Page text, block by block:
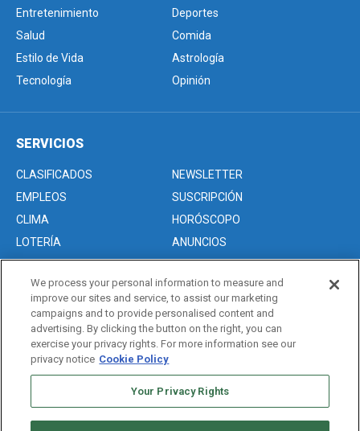
Entretenimiento
Deportes
Salud
Comida
Estilo de Vida
Astrología
Tecnología
Opinión
SERVICIOS
CLASIFICADOS
NEWSLETTER
EMPLEOS
SUSCRIPCIÓN
CLIMA
HORÓSCOPO
LOTERÍA
ANUNCIOS
Acerca de nosotros
Advertise with Us/Anuncios
Politica de Privacidad
Editorial Guidelines
We process your personal information to measure and
improve our sites and service, to assist our marketing
campaigns and to provide personalised content and
advertising. By clicking the button on the right, you can
exercise your privacy rights. For more information see our
privacy notice Cookie Policy
Your Privacy Rights